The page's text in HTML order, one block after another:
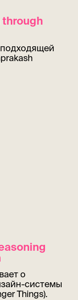
о
системы
Things).